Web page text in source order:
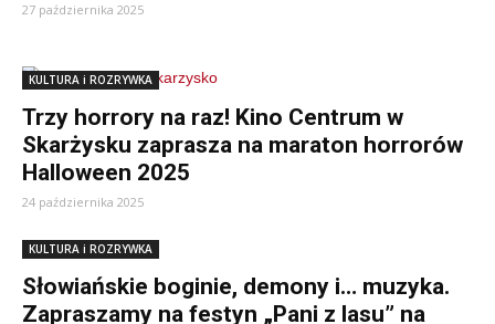
27 października 2025
KULTURA i ROZRYWKA
Trzy horrory na raz! Kino Centrum w
Skarżysku zaprasza na maraton horrorów
Halloween 2025
24 października 2025
KULTURA i ROZRYWKA
Słowiańskie boginie, demony i… muzyka.
Zapraszamy na festyn „Pani z lasu” na